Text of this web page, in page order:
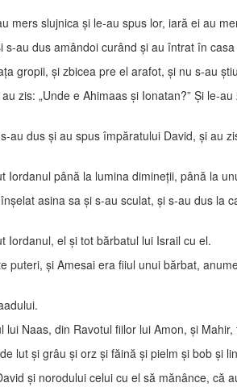
mers slujnica şi le-au spus lor, iară ei au
au dus amândoi curând şi au întrat în
gropii, şi zbicea pre el arafot, şi nu s-au
zis: „Unde e Ahimaas şi Ionatan?” Şi le-
au dus şi au spus împăratului David, şi au
Iordanul până la lumina dimineţii, până la
asina sa şi s-au sculat, şi s-au dus la
Iordanul, el şi tot bărbatul lui Israil cu el.
puteri, şi Amesai era fiiul unui bărbat,
Naas, din Ravotul fiilor lui Amon, şi
lut şi grâu şi orz şi făină şi pielm şi bob şi
şi norodului celui cu el să mănânce, că